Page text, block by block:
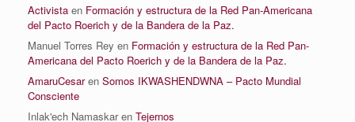
Activista en Formación y estructura de la Red Pan-Americana
del Pacto Roerich y de la Bandera de la Paz.
Manuel Torres Rey en Formación y estructura de la Red Pan-
Americana del Pacto Roerich y de la Bandera de la Paz.
AmaruCesaren Somos IKWASHENDWNA – Pacto Mundial
Consciente
Inlak'ech Namaskaren Tejernos